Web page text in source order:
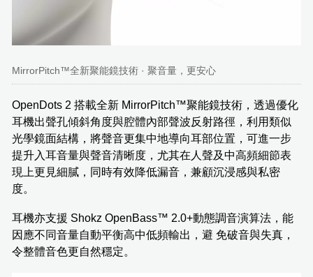
MirrorPitch™全新聚能鏡技術 · 聚音量，更安心
OpenDots 2 搭載全新 MirrorPitch™聚能鏡技術，透過優化
耳機出聲孔傾斜角度與腔體內部聲波反射路徑，利用類似
光學鏡面結構，將聲音更集中地導向耳部位置，可進一步
提升入耳音量與聲音清晰度，尤其在人聲及中高頻細節表
現上更見細膩，同時有效降低漏音，兼顧沉浸感與私密
度。
耳機亦支援 Shokz OpenBass™ 2.0+動態調音演算法，能
因應不同音量自動平衡高中低頻輸出，避 免破音與失真，
令整體音色更自然穩定。